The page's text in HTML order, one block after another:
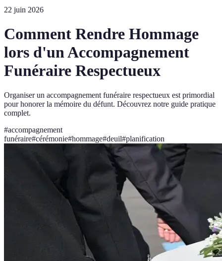
22 juin 2026
Comment Rendre Hommage
lors d'un Accompagnement
Funéraire Respectueux
Organiser un accompagnement funéraire respectueux est primordial
pour honorer la mémoire du défunt. Découvrez notre guide pratique
complet.
#accompagnement
funéraire#cérémonie#hommage#deuil#planification